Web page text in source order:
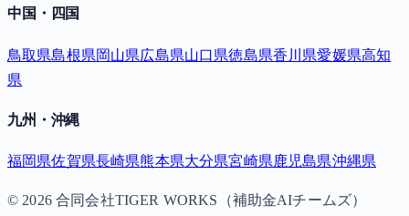
中国・四国
鳥取県島根県岡山県広島県山口県徳島県香川県愛媛県高知
県
九州・沖縄
福岡県佐賀県長崎県熊本県大分県宮崎県鹿児島県沖縄県
© 2026合同会社TIGER WORKS（補助金AIチームズ）